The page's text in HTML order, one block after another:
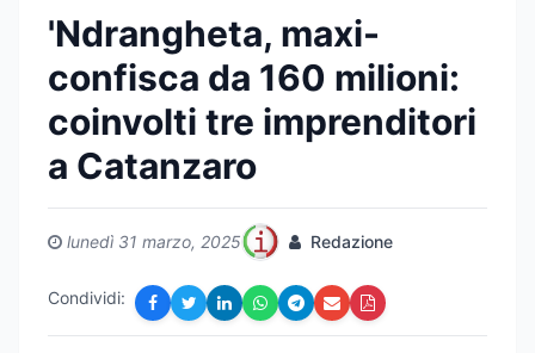
'Ndrangheta, maxi-
confisca da 160 milioni:
coinvolti tre imprenditori
a Catanzaro
lunedì 31 marzo, 2025 Redazione
Condividi: